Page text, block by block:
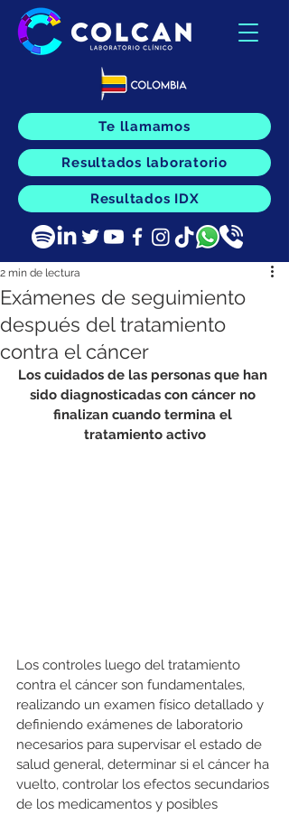
Te llamamos
Resultados laboratorio
Resultados IDX
Exámenes de seguimiento
después del tratamiento
contra el cáncer
2 min de lectura
Los cuidados de las personas que han
sido diagnosticadas con cáncer no
finalizan cuando termina el
tratamiento activo
Los controles luego del tratamiento
contra el cáncer son fundamentales,
realizando un examen físico detallado y
definiendo exámenes de laboratorio
necesarios para supervisar el estado de
salud general, determinar si el cáncer ha
vuelto, controlar los efectos secundarios
de los medicamentos y posibles